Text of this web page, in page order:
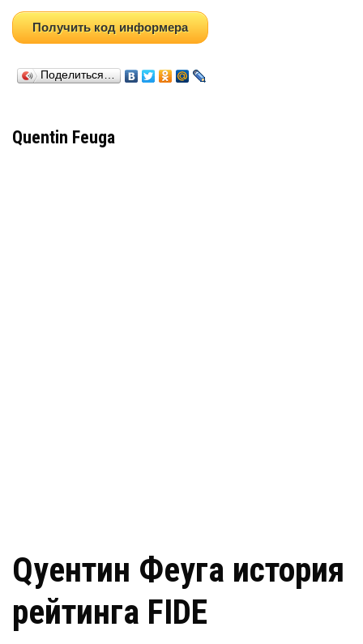
Получить код информера
Поделиться…
Quentin Feuga
Qуентин Феуга история
рейтинга FIDE